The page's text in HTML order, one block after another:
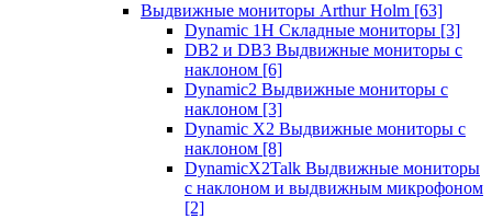
Выдвижные мониторы Arthur Holm [63]
Dynamic 1Н Складные мониторы [3]
DB2 и DB3 Выдвижные мониторы с
наклоном [6]
Dynamic2 Выдвижные мониторы с
наклоном [3]
Dynamic X2 Выдвижные мониторы с
наклоном [8]
DynamicX2Talk Выдвижные мониторы
с наклоном и выдвижным микрофоном
[2]